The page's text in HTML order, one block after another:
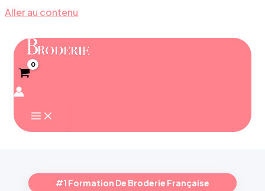
Aller au contenu
#1 Formation De Broderie Française